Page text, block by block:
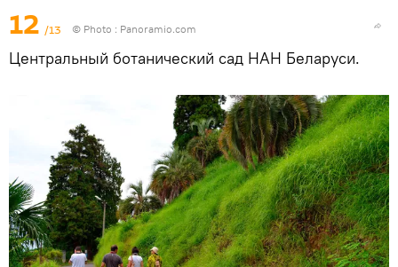
12 /13 © Photo : Panoramio.com
Центральный ботанический сад НАН Беларуси.